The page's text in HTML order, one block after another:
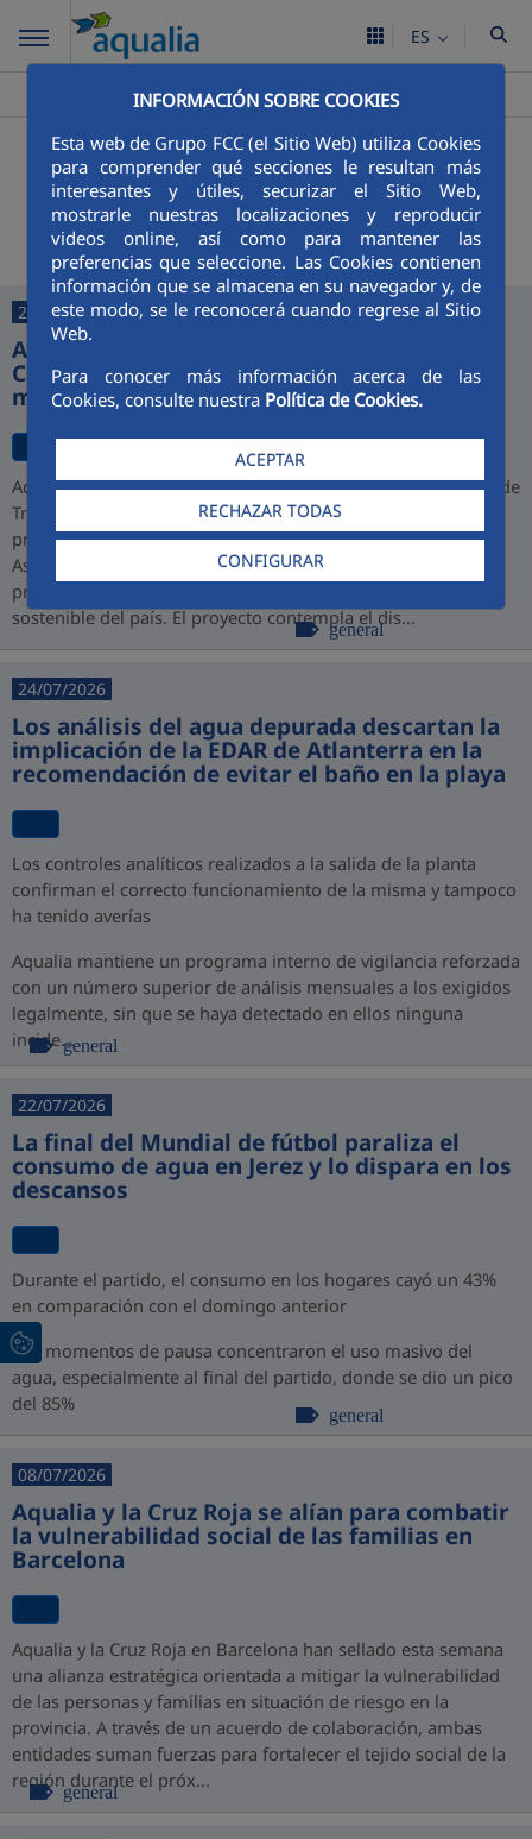
INFORMACIÓN SOBRE COOKIES
Esta web de Grupo FCC (el Sitio Web) utiliza Cookies
para comprender qué secciones le resultan más
interesantes y útiles, securizar el Sitio Web,
mostrarle nuestras localizaciones y reproducir
videos online, así como para mantener las
preferencias que seleccione. Las Cookies contienen
información que se almacena en su navegador y, de
este modo, se le reconocerá cuando regrese al Sitio
Web.
Para conocer más información acerca de las
Cookies, consulte nuestra Política de Cookies.
ACEPTAR
RECHAZAR TODAS
CONFIGURAR
ES
>Marines > Noticias
+ Buscador
Últimas noticias
27/07/2026
Aqualia desarrollará la depuradora de
Cajamarca y alcanza una cartera de 1.000
millones de euros en Perú
Aqualia ha resultado adjudicataria del proyecto de la Planta de
Tratamiento de Aguas Residuales (PTAR) de Cajamarca,
promovido por PROINVERSIÓN bajo la modalidad de
Asociación Público-Privada (APP), consolidando así su
presencia en Perú y su compromiso con el desarrollo
sostenible del país. El proyecto contempla el dis...
general
24/07/2026
Los análisis del agua depurada descartan la
implicación de la EDAR de Atlanterra en la
recomendación de evitar el baño en la playa
Los controles analíticos realizados a la salida de la planta
confirman el correcto funcionamiento de la misma y tampoco
ha tenido averías
Aqualia mantiene un programa interno de vigilancia reforzada
con un número superior de análisis mensuales a los exigidos
legalmente, sin que se haya detectado en ellos ninguna
incide...general
22/07/2026
La final del Mundial de fútbol paraliza el
consumo de agua en Jerez y lo dispara en los
descansos
Durante el partido, el consumo en los hogares cayó un 43%
en comparación con el domingo anterior
Los momentos de pausa concentraron el uso masivo del
agua, especialmente al final del partido, donde se dio un pico
del 85%
general
08/07/2026
Aqualia y la Cruz Roja se alían para combatir
la vulnerabilidad social de las familias en
Barcelona
Aqualia y la Cruz Roja en Barcelona han sellado esta semana
una alianza estratégica orientada a mitigar la vulnerabilidad
de las personas y familias en situación de riesgo en la
provincia. A través de un acuerdo de colaboración, ambas
entidades suman fuerzas para fortalecer el tejido social de la
región durante el próx...
general